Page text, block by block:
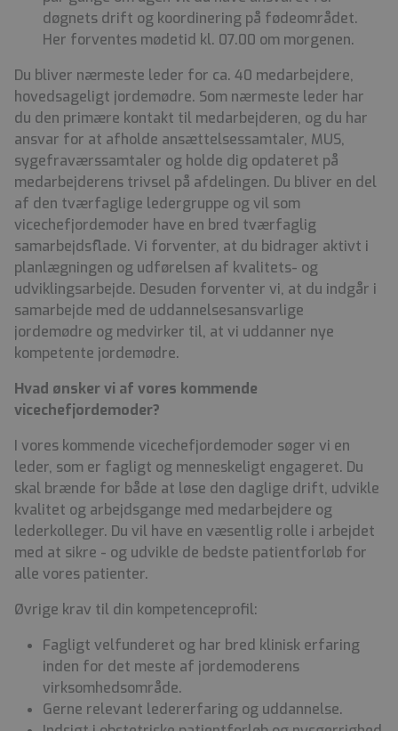
døgnets drift og koordinering på fødeområdet.
Her forventes mødetid kl. 07.00 om morgenen.
Du bliver nærmeste leder for ca. 40 medarbejdere,
hovedsageligt jordemødre. Som nærmeste leder har
du den primære kontakt til medarbejderen, og du har
ansvar for at afholde ansættelsessamtaler, MUS,
sygefraværssamtaler og holde dig opdateret på
medarbejderens trivsel på afdelingen. Du bliver en del
af den tværfaglige ledergruppe og vil som
vicechefjordemoder have en bred tværfaglig
samarbejdsflade. Vi forventer, at du bidrager aktivt i
planlægningen og udførelsen af kvalitets- og
udviklingsarbejde. Desuden forventer vi, at du indgår i
samarbejde med de uddannelsesansvarlige
jordemødre og medvirker til, at vi uddanner nye
kompetente jordemødre.
Hvad ønsker vi af vores kommende
vicechefjordemoder?
I vores kommende vicechefjordemoder søger vi en
leder, som er fagligt og menneskeligt engageret. Du
skal brænde for både at løse den daglige drift, udvikle
kvalitet og arbejdsgange med medarbejdere og
lederkolleger. Du vil have en væsentlig rolle i arbejdet
med at sikre - og udvikle de bedste patientforløb for
alle vores patienter.
Øvrige krav til din kompetenceprofil:
Fagligt velfunderet og har bred klinisk erfaring
inden for det meste af jordemoderens
virksomhedsområde.
Gerne relevant ledererfaring og uddannelse.